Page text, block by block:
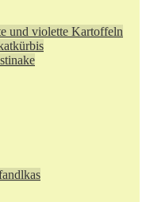
und violette Kartoffeln